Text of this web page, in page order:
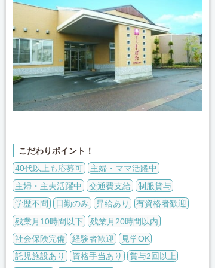
こだわりポイント！
40代以上も応募可
主婦・ママ活躍中
主婦・主夫活躍中
交通費支給
制服貸与
学歴不問
日勤のみ 昇給あり
有資格者歓迎
残業月10時間以下
残業月20時間以内
社会保険完備
経験者歓迎
見学OK
託児施設あり
資格手当あり
賞与2回以上